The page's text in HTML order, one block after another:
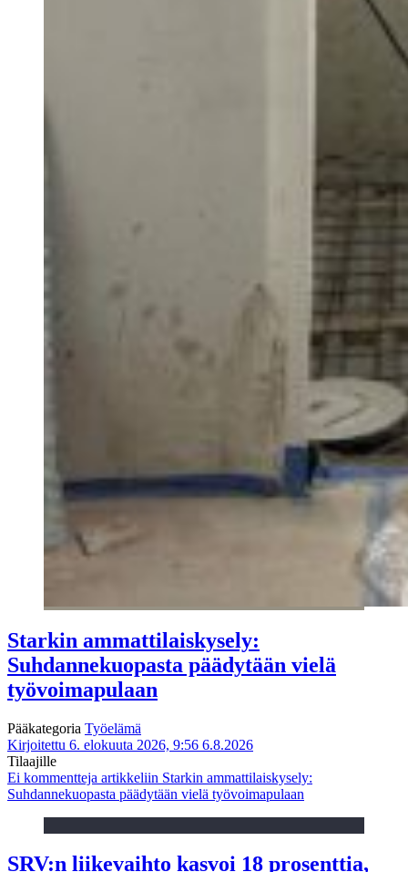
Starkin ammattilaiskysely:
Suhdannekuopasta päädytään vielä
työvoimapulaan
Pääkategoria Työelämä
Kirjoitettu 6. elokuuta 2026, 9:56 6.8.2026
Tilaajille
Ei kommentteja artikkeliin Starkin ammattilaiskysely:
Suhdannekuopasta päädytään vielä työvoimapulaan
SRV:n liikevaihto kasvoi 18 prosenttia,